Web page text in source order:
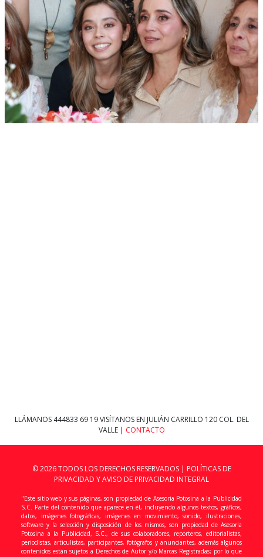
LLÁMANOS 444833 69 19VISÍTANOS EN JULIÁN CARRILLO 120 COL. DEL
VALLE | CONTACTO
© 2026 TODOS LOS DERECHOS RESERVADOS | POLÍTICAS DE
PRIVACIDAD Y AVISO DE PRIVACIDAD INTEGRAL
"Este sitio web y sus páginas, son propiedad de Asesoria Potosina a la Publicidad
S.C. Parte del contenido que aparece en él, incluyendo algunos textos, gráficos,
datos, imágenes fotográficas, imágenes en movimiento, sonido, ilustraciones,
software y la selección y disposición de los mismos, son propiedad de Asesoria
Potosina a la Publicidad, S.C., de sus colaboradores, reporteros, editorialistas,
periodistas, articulistas, participantes, fotógrafos y anunciantes, además algunos
contenidos están sujetos a Derechos de Autor y/o Marcas Registradas; por lo que